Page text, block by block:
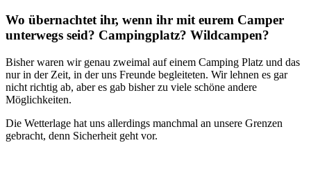
Wo übernachtet ihr, wenn ihr mit eurem Camper
unterwegs seid? Campingplatz? Wildcampen?
Bisher waren wir genau zweimal auf einem Camping Platz und das
nur in der Zeit, in der uns Freunde begleiteten. Wir lehnen es gar
nicht richtig ab, aber es gab bisher zu viele schöne andere
Möglichkeiten.
Die Wetterlage hat uns allerdings manchmal an unsere Grenzen
gebracht, denn Sicherheit geht vor.